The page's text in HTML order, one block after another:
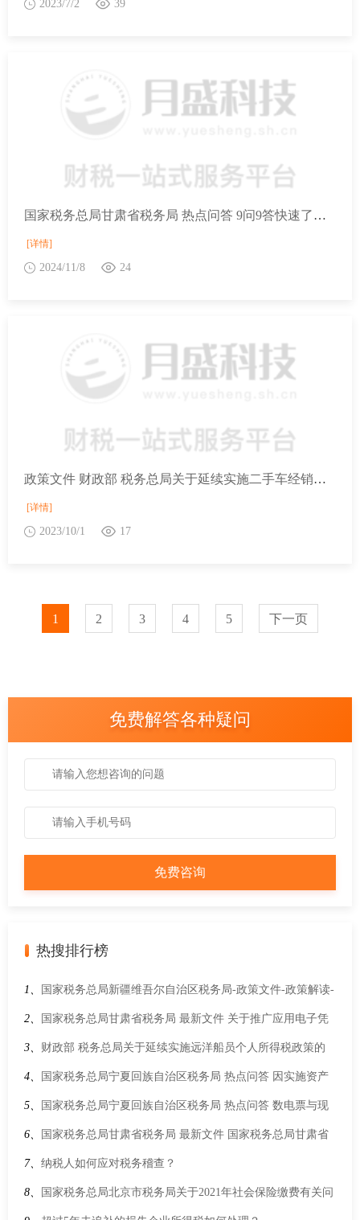
2023/7/2 39
国家税务总局甘肃省税务局 热点问答 9问9答快速了解电子发票（铁路电子客票）
[详情]
2024/11/8 24
政策文件 财政部 税务总局关于延续实施二手车经销有关增值税政策的公告
[详情]
2023/10/1 17
1 2 3 4 5 下一页
免费解答各种疑问
热搜排行榜
1、 国家税务总局新疆维吾尔自治区税务局-政策文件-政策解读-
关于《国家税务总局 工业和信息化部关于发布〈免征车辆购置
税的设有固定装置的非运输专用作业车辆目录〉（第十六批）
的公告》的解读
2、 国家税务总局甘肃省税务局 最新文件 关于推广应用电子凭
证会计数据标准的通知
3、 财政部 税务总局关于延续实施远洋船员个人所得税政策的
公告
4、 国家税务总局宁夏回族自治区税务局 热点问答 因实施资产
重组被合并的，尚未抵扣的进项税额是否可以由合并后的纳税
人继续抵扣？
5、 国家税务总局宁夏回族自治区税务局 热点问答 数电票与现
行发票法律效力、基本用途是否相同？
6、 国家税务总局甘肃省税务局 最新文件 国家税务总局甘肃省
税务局关于2025年度职工基本养老保险费 失业保险费 工伤保险
费缴费基数上下限调整的通告
7、 纳税人如何应对税务稽查？
8、 国家税务总局北京市税务局关于2021年社会保险缴费有关问